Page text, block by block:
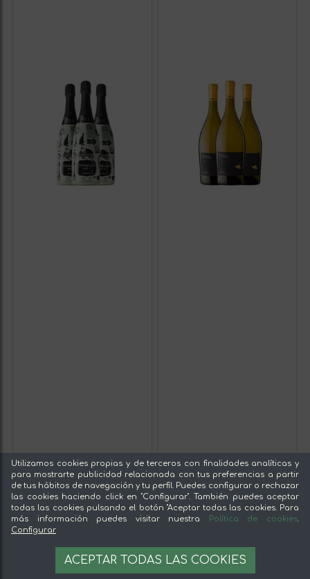
Utilizamos cookies propias y de terceros con finalidades analíticas y
para mostrarte publicidad relacionada con tus preferencias a partir
de tus hábitos de navegación y tu perfil. Puedes configurar o rechazar
las cookies haciendo click en "Configurar". También puedes aceptar
todas las cookies pulsando el botón "Aceptar todas las cookies. Para
más información puedes visitar nuestra
Política de cookies.
Configurar
ACEPTAR TODAS LAS COOKIES